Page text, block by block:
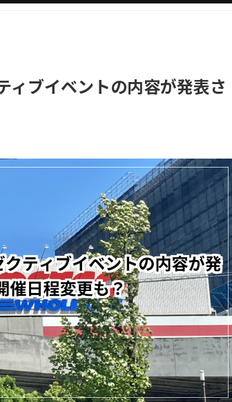
ィブイベントの内容が発表さ